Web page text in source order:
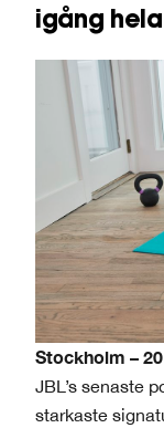
igång
Stockholm –
JBL’s senaste
starkaste